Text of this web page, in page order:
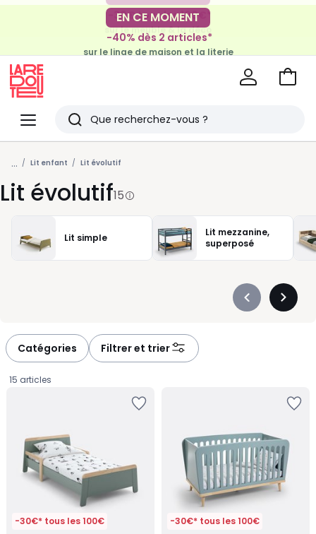
-30€ tous les 100€*
sur le meuble & la déco
EN CE MOMENT
-40% dès 2 articles*
sur le linge de maison et la literie
Menu
Redoute
Rechercher
Derniers
articles
vus
Voir
... Lit enfant Lit évolutif
Lit évolutif15
Lit simple
Lit mezzanine,
superposé
Précédent
Catégories Filtrer et trier
15 articles
-30€* tous les 100€ -30€* tous les 100€